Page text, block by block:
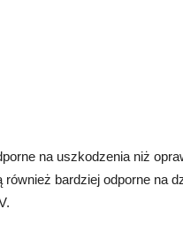
na uszkodzenia niż
również bardziej odporne na